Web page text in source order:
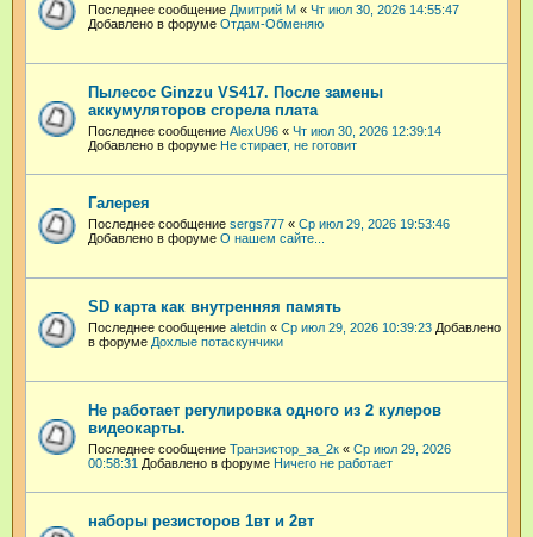
Последнее сообщение Дмитрий М « Чт июл 30, 2026 14:55:47
Добавлено в форуме Отдам-Обменяю
Пылесос Ginzzu VS417. После замены
аккумуляторов сгорела плата
Последнее сообщение AlexU96 « Чт июл 30, 2026 12:39:14
Добавлено в форуме Не стирает, не готовит
Галерея
Последнее сообщение sergs777 « Ср июл 29, 2026 19:53:46
Добавлено в форуме О нашем сайте...
SD карта как внутренняя память
Последнее сообщение aletdin « Ср июл 29, 2026 10:39:23 Добавлено
в форуме Дохлые потаскунчики
Не работает регулировка одного из 2 кулеров
видеокарты.
Последнее сообщение Транзистор_за_2к « Ср июл 29, 2026
00:58:31 Добавлено в форуме Ничего не работает
наборы резисторов 1вт и 2вт